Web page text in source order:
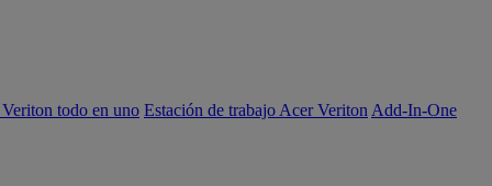
todo en uno Estación de trabajo Acer Veriton Add-In-One